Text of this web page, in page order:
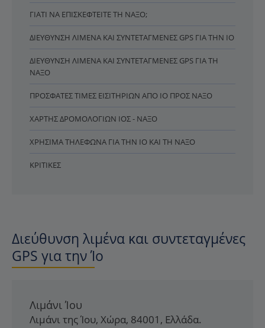
ΓΙΑΤΊ ΝΑ ΕΠΙΣΚΕΦΤΕΊΤΕ ΤΗ ΝΆΞΟ;
ΔΙΕΎΘΥΝΣΗ ΛΙΜΈΝΑ ΚΑΙ ΣΥΝΤΕΤΑΓΜΈΝΕΣ GPS ΓΙΑ ΤΗΝ ΊΟ
ΔΙΕΎΘΥΝΣΗ ΛΙΜΈΝΑ ΚΑΙ ΣΥΝΤΕΤΑΓΜΈΝΕΣ GPS ΓΙΑ ΤΗ
ΝΆΞΟ
ΠΡΌΣΦΑΤΕΣ ΤΙΜΈΣ ΕΙΣΙΤΗΡΊΩΝ ΑΠΌ ΊΟ ΠΡΟΣ ΝΆΞΟ
ΧΆΡΤΗΣ ΔΡΟΜΟΛΟΓΊΩΝ ΊΟΣ - ΝΆΞΟ
ΧΡΉΣΙΜΑ ΤΗΛΈΦΩΝΑ ΓΙΑ ΤΗΝ ΊΟ ΚΑΙ ΤΗ ΝΆΞΟ
ΚΡΙΤΙΚΈΣ
Διεύθυνση λιμένα και συντεταγμένες
GPS για την Ίο
Λιμάνι Ίου
Λιμάνι της Ίου, Χώρα, 84001 , Ελλάδα.